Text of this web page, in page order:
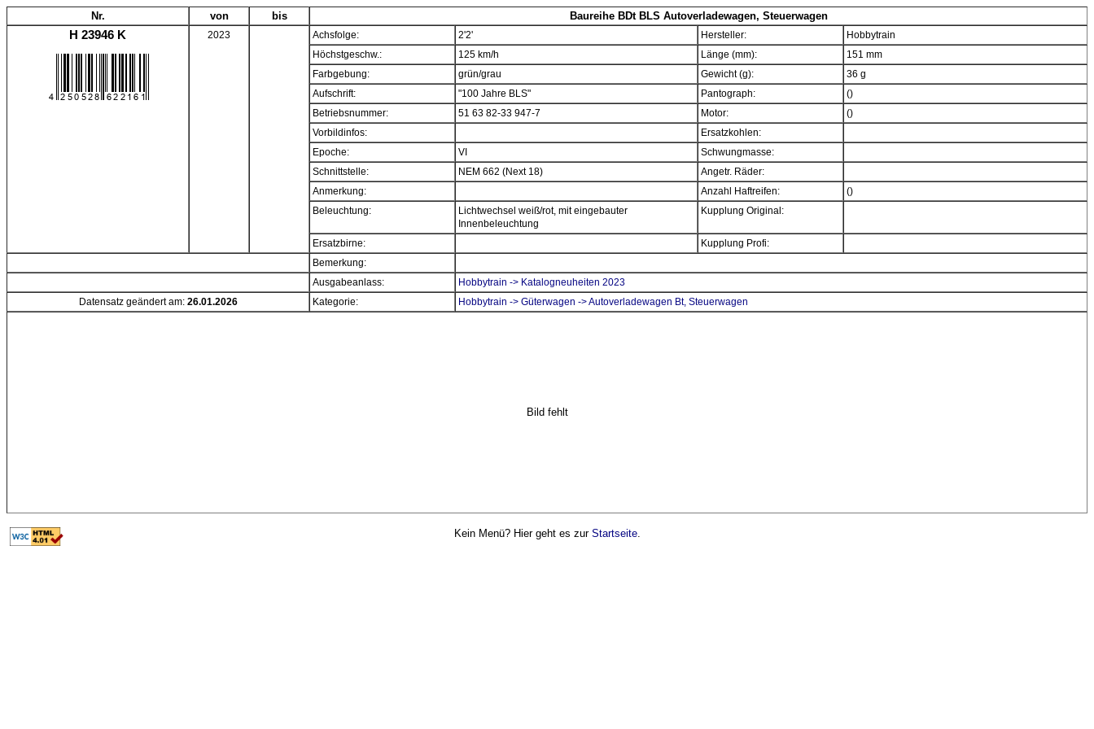
Nr. von bis Baureihe BDt BLS Autoverladewagen, Steuerwagen
H 23946 K 2023 Achsfolge: 2'2' Hersteller:
Hobbytrain
Höchstgeschw.:
125 km/h Länge (mm):
151 mm
Farbgebung:
grün/grau Gewicht (g):
36 g
Aufschrift:
"100 Jahre BLS" Pantograph:
()
Betriebsnummer:
51 63 82-33 947-7 Motor:
()
Vorbildinfos:
Ersatzkohlen:
Epoche:
VI
Schwungmasse:
Schnittstelle:
NEM 662 (Next 18)
Angetr. Räder:
Anmerkung:
Anzahl Haftreifen:
()
Beleuchtung:
Lichtwechsel weiß/rot, mit eingebauter
Innenbeleuchtung
Kupplung Original:
Ersatzbirne:
Kupplung Profi:
Bemerkung:
Ausgabeanlass:
Hobbytrain -> Katalogneuheiten 2023
Datensatz geändert am: 26.01.2026 Kategorie: Hobbytrain -> Güterwagen -> Autoverladewagen Bt, Steuerwagen
Bild fehlt
Kein Menü? Hier geht es zur Startseite.